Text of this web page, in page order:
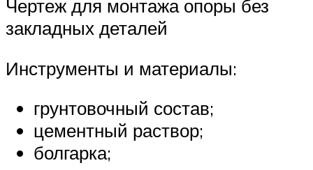
Чертеж для монтажа опоры без
закладных деталей
Инструменты и материалы:
грунтовочный состав;
цементный раствор;
болгарка;